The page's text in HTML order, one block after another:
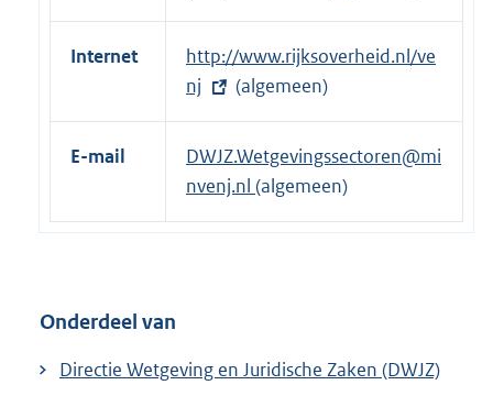
Internet
E
x
t
e
e
:
http://www.rijksoverheid.nl/ve
nj
(algemeen)
E-mail
DWJZ.Wetgevingssectoren@mi
nvenj.nl (algemeen)
Onderdeel van
Directie Wetgeving en Juridische Zaken (DWJZ)